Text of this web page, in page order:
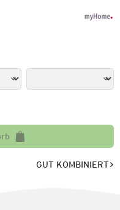
GUT KOMBINIERT